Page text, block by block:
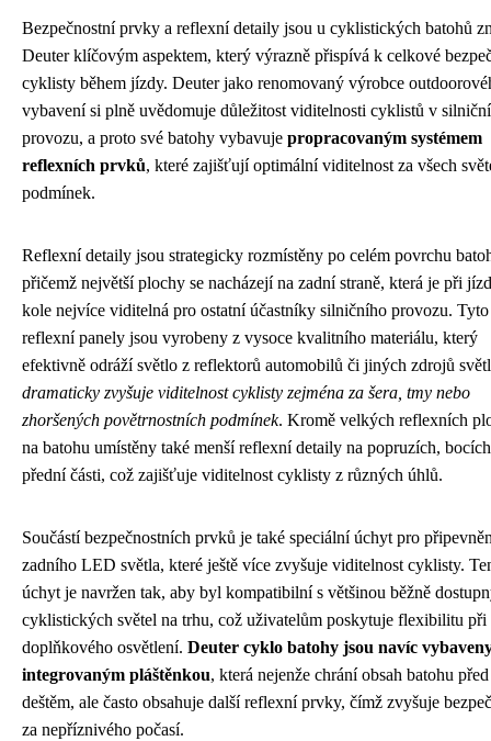
Bezpečnostní prvky a reflexní detaily jsou u cyklistických batohů
Deuter klíčovým aspektem, který výrazně přispívá k celkové
cyklisty během jízdy. Deuter jako renomovaný výrobce
vybavení si plně uvědomuje důležitost viditelnosti cyklistů v
provozu, a proto své batohy vybavuje propracovaným systémem
reflexních prvků, které zajišťují optimální viditelnost za všech
podmínek.
Reflexní detaily jsou strategicky rozmístěny po celém povrchu
přičemž největší plochy se nacházejí na zadní straně, která je při
kole nejvíce viditelná pro ostatní účastníky silničního provozu. Tyto
reflexní panely jsou vyrobeny z vysoce kvalitního materiálu, který
efektivně odráží světlo z reflektorů automobilů či jiných zdrojů
dramaticky zvyšuje viditelnost cyklisty zejména za šera, tmy nebo
zhoršených povětrnostních podmínek. Kromě velkých reflexních
na batohu umístěny také menší reflexní detaily na popruzích,
přední části, což zajišťuje viditelnost cyklisty z různých úhlů.
Součástí bezpečnostních prvků je také speciální úchyt pro
zadního LED světla, které ještě více zvyšuje viditelnost cyklisty.
úchyt je navržen tak, aby byl kompatibilní s většinou běžně
cyklistických světel na trhu, což uživatelům poskytuje flexibilitu při
doplňkového osvětlení. Deuter cyklo batohy jsou navíc
integrovaným pláštěnkou, která nejenže chrání obsah batohu před
deštěm, ale často obsahuje další reflexní prvky, čímž zvyšuje
za nepříznivého počasí.